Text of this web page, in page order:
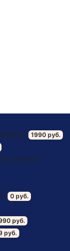
1990 руб.
светом
0 руб.
руб.
руб.